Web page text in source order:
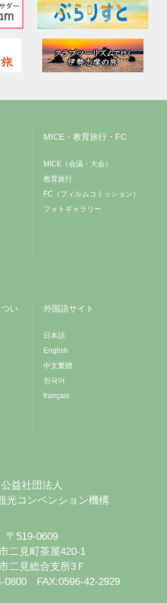
MICE・教育旅行・FC
MICE（会議・大会）
教育旅行
FC（フィルムコミッション）
フォトギャラリー
い
外国語サイト
日本語
English
中文繁體
한국어
français
公益社団法人
光コンベンション機構
〒519-0609
二見町茶屋420-1
二見総合支所3Ｆ
0800 FAX:0596-42-2929